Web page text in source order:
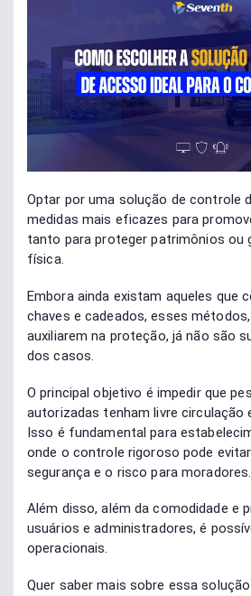
Optar por uma solução de controle
medidas mais eficazes para
tanto para proteger patrimônios ou
física.
Embora ainda existam aqueles que
chaves e cadeados, esses
auxiliarem na proteção, já não são
dos casos.
O principal objetivo é impedir que
autorizadas tenham livre circulação
Isso é fundamental para
onde o controle rigoroso pode
segurança e o risco para moradores.
Além disso, além da comodidade e
usuários e administradores, é
operacionais.
Quer saber mais sobre essa